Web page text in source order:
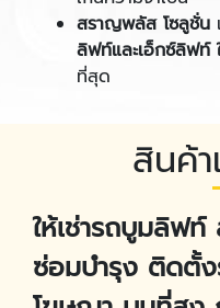
สราญพลัส โซลูชั่น
ลิฟท์และเอ็กซ์ลิฟท์
ที่สุด
สินค้า
ให้เช่ารถบูมลิฟ
ซ่อมบำรุง ติดตั้ง